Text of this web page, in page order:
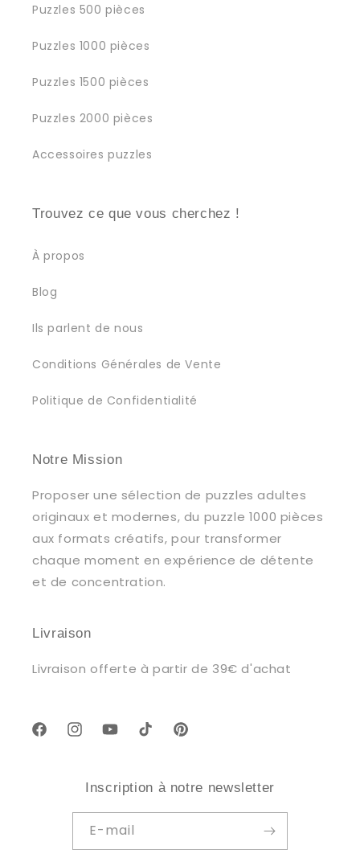
Puzzles 500 pièces
Puzzles 1000 pièces
Puzzles 1500 pièces
Puzzles 2000 pièces
Accessoires puzzles
Trouvez ce que vous cherchez !
À propos
Blog
Ils parlent de nous
Conditions Générales de Vente
Politique de Confidentialité
Notre Mission
Proposer une sélection de puzzles adultes
originaux et modernes, du puzzle 1000 pièces
aux formats créatifs, pour transformer
chaque moment en expérience de détente
et de concentration.
Livraison
Livraison offerte à partir de 39€ d'achat
FacebookInstagramYouTubeTikTok Pinterest
Inscription à notre newsletter
E-mail